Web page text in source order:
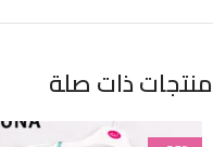
منتجات ذات صلة